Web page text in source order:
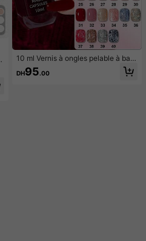
10 ml Vernis à ongles pelable à bas
e d'eau, sans cuisson, à décoller, lo
ngue tenue, séchage rapide. Facile
DH95.00